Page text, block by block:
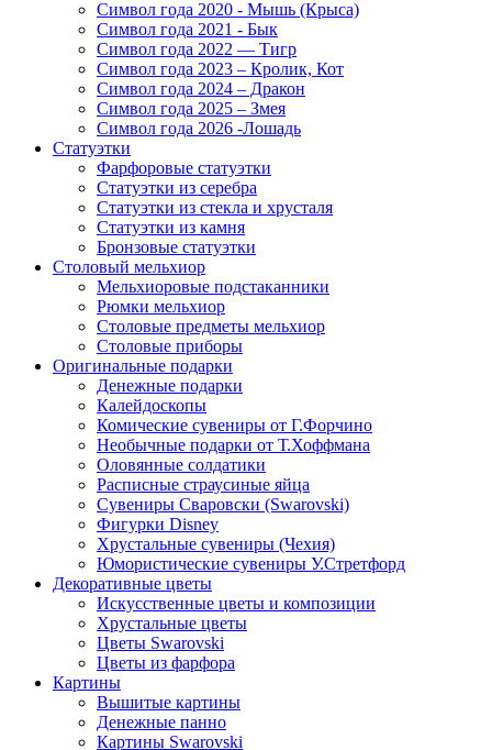
Символ года 2020 - Мышь (Крыса)
Символ года 2021 - Бык
Символ года 2022 — Тигр
Символ года 2023 – Кролик, Кот
Символ года 2024 – Дракон
Символ года 2025 – Змея
Символ года 2026 -Лошадь
Статуэтки
Фарфоровые статуэтки
Статуэтки из серебра
Статуэтки из стекла и хрусталя
Статуэтки из камня
Бронзовые статуэтки
Столовый мельхиор
Мельхиоровые подстаканники
Рюмки мельхиор
Столовые предметы мельхиор
Столовые приборы
Оригинальные подарки
Денежные подарки
Калейдоскопы
Комические сувениры от Г.Форчино
Необычные подарки от Т.Хоффмана
Оловянные солдатики
Расписные страусиные яйца
Сувениры Сваровски (Swarovski)
Фигурки Disney
Хрустальные сувениры (Чехия)
Юмористические сувениры У.Стретфорд
Декоративные цветы
Искусственные цветы и композиции
Хрустальные цветы
Цветы Swarovski
Цветы из фарфора
Картины
Вышитые картины
Денежные панно
Картины Swarovski